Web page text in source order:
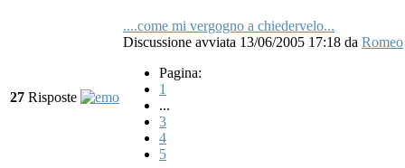
27 Risposte
....come mi vergogno a chiedervelo...
Discussione avviata 13/06/2005 17:18 da Romeo
Pagina:
1
...
3
4
5